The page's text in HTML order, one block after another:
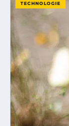
TECHNOLOGIE